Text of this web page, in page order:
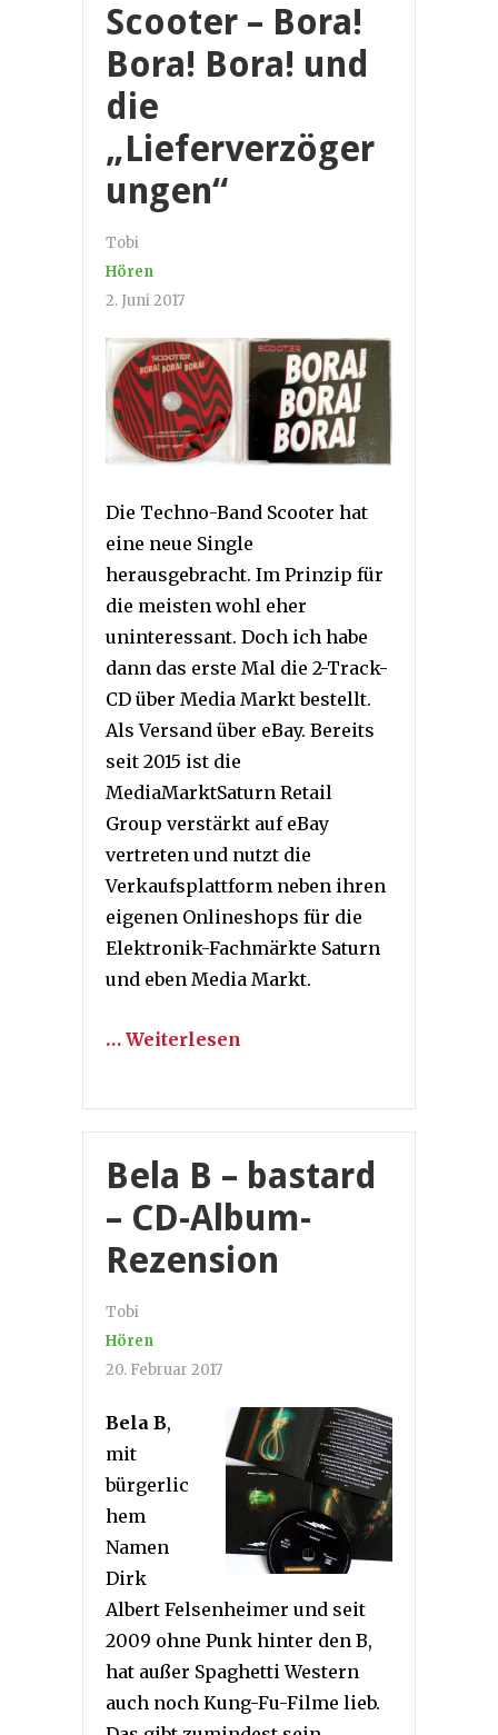
Scooter – Bora!
Bora! Bora! und
die
„Lieferverzöger
ungen“
Tobi
Hören
2. Juni 2017
Die Techno-Band Scooter hat
eine neue Single
herausgebracht. Im Prinzip für
die meisten wohl eher
uninteressant. Doch ich habe
dann das erste Mal die 2-Track-
CD über Media Markt bestellt.
Als Versand über eBay. Bereits
seit 2015 ist die
MediaMarktSaturn Retail
Group verstärkt auf eBay
vertreten und nutzt die
Verkaufsplattform neben ihren
eigenen Onlineshops für die
Elektronik-Fachmärkte Saturn
und eben Media Markt.
… Weiterlesen
Bela B – bastard
– CD-Album-
Rezension
Tobi
Hören
20. Februar 2017
Bela B,
mit
bürgerlic
hem
Namen
Dirk
Albert Felsenheimer und seit
2009 ohne Punk hinter den B,
hat außer Spaghetti Western
auch noch Kung-Fu-Filme lieb.